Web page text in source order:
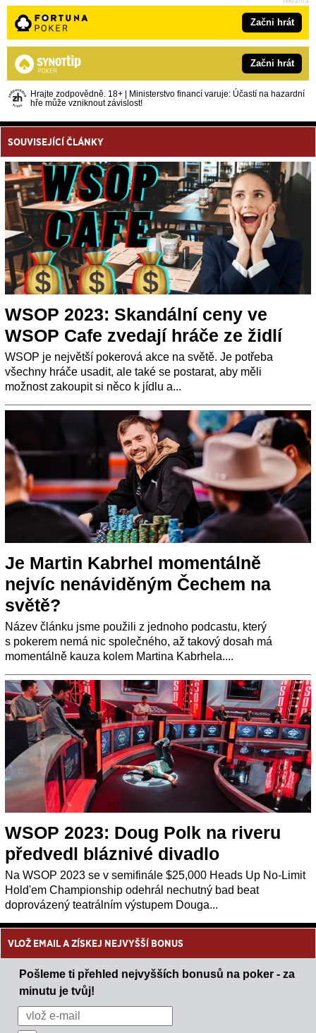
Začni hrát
Začni hrát
Hrajte zodpovědně. 18+ | Ministerstvo financí varuje: Účastí na hazardní
hře může vzniknout závislost!
SOUVISEJÍCÍ ČLÁNKY
WSOP 2023: Skandální ceny ve
WSOP Cafe zvedají hráče ze židlí
WSOP je největší pokerová akce na světě. Je potřeba
všechny hráče usadit, ale také se postarat, aby měli
možnost zakoupit si něco k jídlu a...
Je Martin Kabrhel momentálně
nejvíc nenáviděným Čechem na
světě?
Název článku jsme použili z jednoho podcastu, který
s pokerem nemá nic společného, až takový dosah má
momentálně kauza kolem Martina Kabrhela....
WSOP 2023: Doug Polk na riveru
předvedl bláznivé divadlo
Na WSOP 2023 se v semifinále $25,000 Heads Up No-Limit
Hold'em Championship odehrál nechutný bad beat
doprovázený teatrálním výstupem Douga...
VLOŽ EMAIL A ZÍSKEJ NEJVYŠŠÍ BONUS
Pošleme ti přehled nejvyšších bonusů na poker - za
minutu je tvůj!